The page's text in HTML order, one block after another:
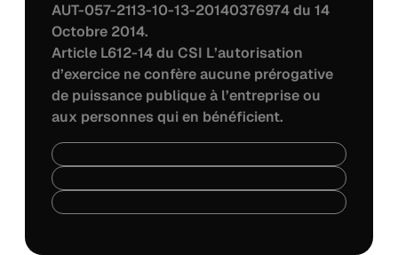
AUT-057-2113-10-13-20140376974 du 14
Octobre 2014.
Article L612-14 du CSI L’autorisation
d’exercice ne confère aucune prérogative
de puissance publique à l’entreprise ou
aux personnes qui en bénéficient.